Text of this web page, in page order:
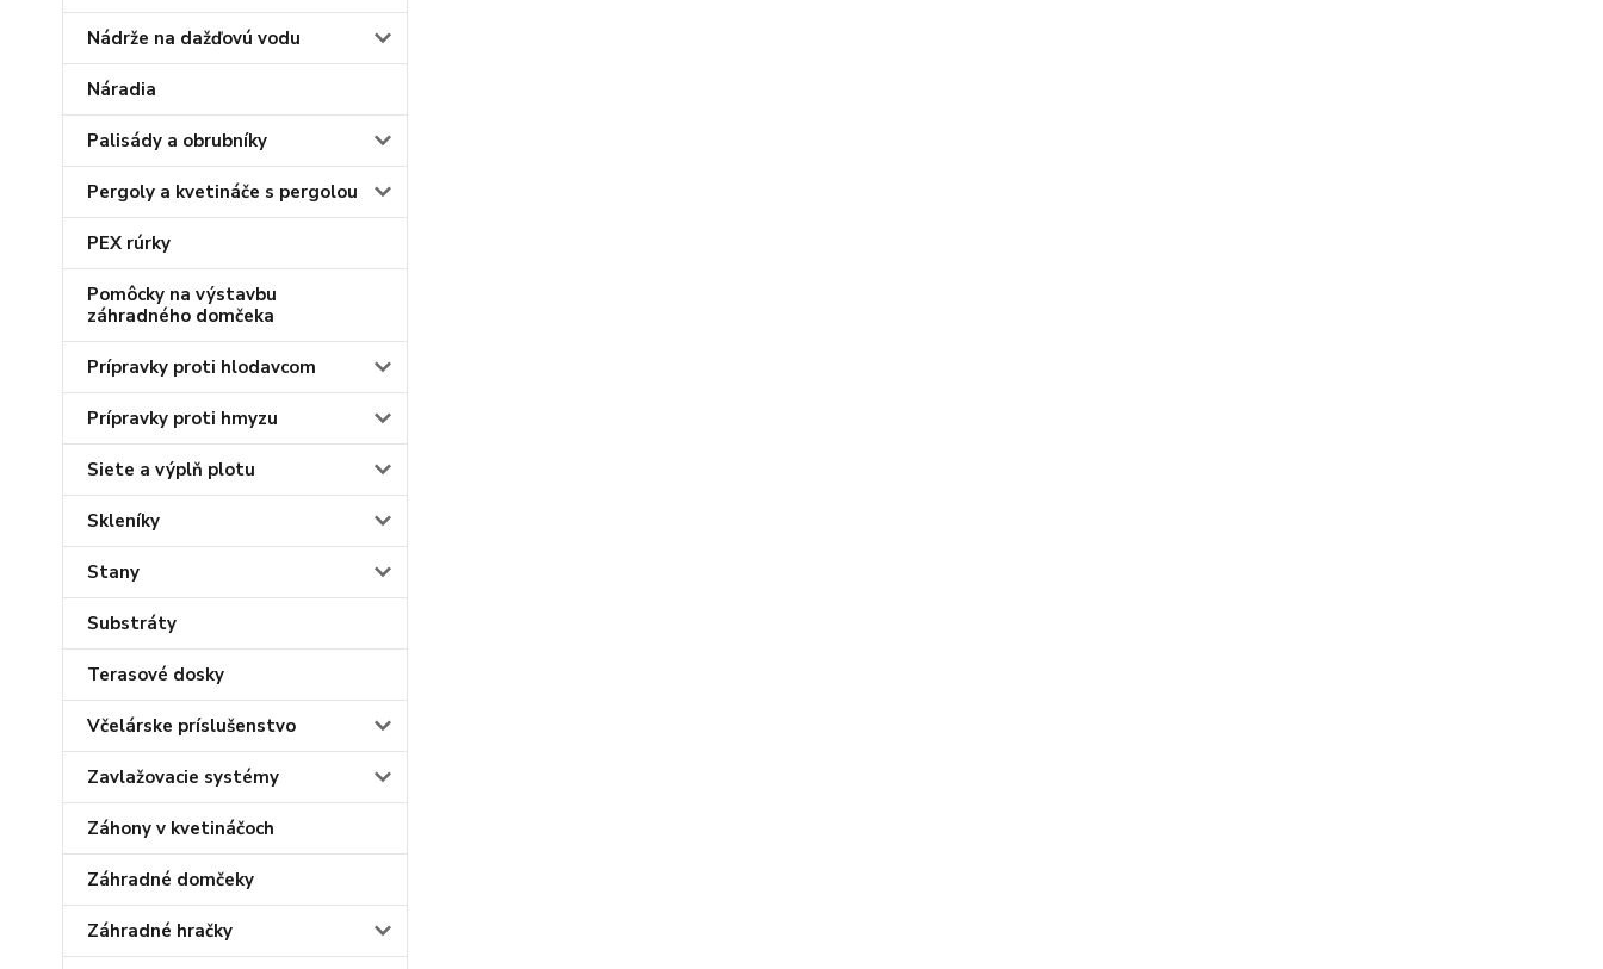
Nádrže na dažďovú vodu
Náradia
Palisády a obrubníky
Pergoly a kvetináče s pergolou
PEX rúrky
Pomôcky na výstavbu
záhradného domčeka
Prípravky proti hlodavcom
Prípravky proti hmyzu
Siete a výplň plotu
Skleníky
Stany
Substráty
Terasové dosky
Včelárske príslušenstvo
Zavlažovacie systémy
Záhony v kvetináčoch
Záhradné domčeky
Záhradné hračky